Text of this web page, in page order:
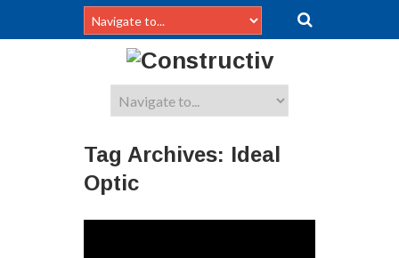
Tag Archives: Ideal
Optic